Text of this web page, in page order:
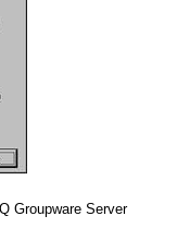
Groupware Server